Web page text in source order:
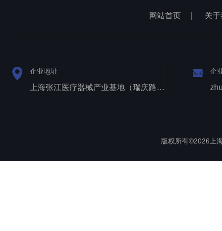
网站首页 关
企业地址
上海张江医疗器械产业基地（瑞庆路528号）
企
版权所有©2026